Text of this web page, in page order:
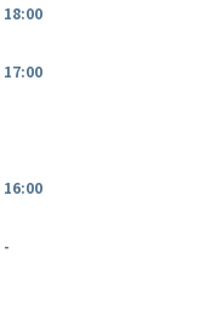
18:00
17:00
16:00
-